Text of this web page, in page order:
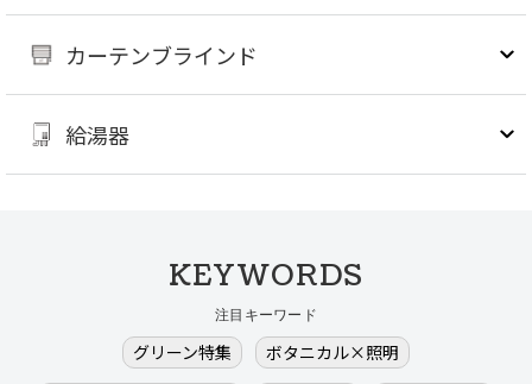
カーテンブラインド
給湯器
KEYWORDS
注目キーワード
グリーン特集
ボタニカル×照明